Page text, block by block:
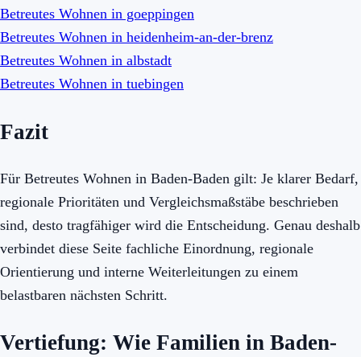
Betreutes Wohnen in goeppingen
Betreutes Wohnen in heidenheim-an-der-brenz
Betreutes Wohnen in albstadt
Betreutes Wohnen in tuebingen
Fazit
Für Betreutes Wohnen in Baden-Baden gilt: Je klarer Bedarf,
regionale Prioritäten und Vergleichsmaßstäbe beschrieben
sind, desto tragfähiger wird die Entscheidung. Genau deshalb
verbindet diese Seite fachliche Einordnung, regionale
Orientierung und interne Weiterleitungen zu einem
belastbaren nächsten Schritt.
Vertiefung: Wie Familien in Baden-